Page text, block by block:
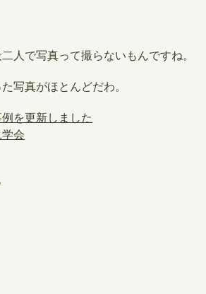
人で写真って撮らないもんですね。
写真がほとんどだわ。
を更新しました
会